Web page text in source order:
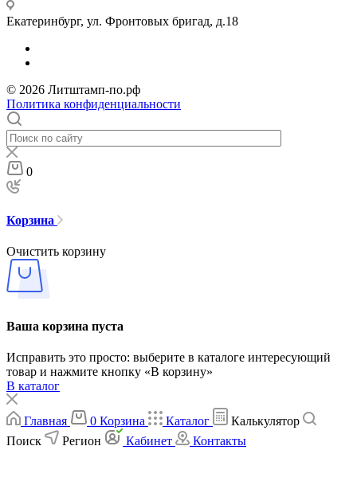
Екатеринбург, ул. Фронтовых бригад, д.18
© 2026 Литштамп-по.рф
Политика конфиденциальности
0
Корзина
Очистить корзину
Ваша корзина пуста
Исправить это просто: выберите в каталоге интересующий
товар и нажмите кнопку «В корзину»
В каталог
Главная 0 Корзина Каталог
Калькулятор
Поиск
Регион Кабинет Контакты